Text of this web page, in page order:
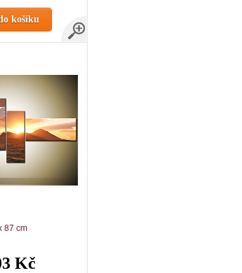
košíku
87 cm
Kč